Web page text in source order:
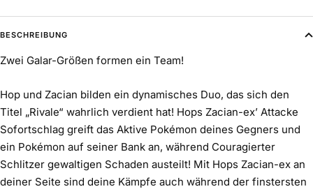
BESCHREIBUNG
Zwei Galar-Größen formen ein Team!
Hop und Zacian bilden ein dynamisches Duo, das sich den
Titel „Rivale“ wahrlich verdient hat! Hops Zacian-ex’ Attacke
Sofortschlag greift das Aktive Pokémon deines Gegners und
ein Pokémon auf seiner Bank an, während Couragierter
Schlitzer gewaltigen Schaden austeilt! Mit Hops Zacian-ex an
deiner Seite sind deine Kämpfe auch während der finstersten